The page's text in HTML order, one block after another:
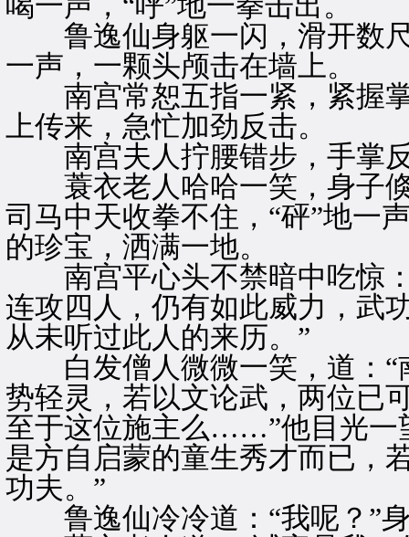
鲁逸仙身躯一闪，滑开数尺
一声，一颗头颅击在墙上。
南宫常恕五指一紧，紧握掌
上传来，急忙加劲反击。
南宫夫人拧腰错步，手掌反
蓑衣老人哈哈一笑，身子倏
司马中天收拳不住，“砰”地一
的珍宝，洒满一地。
南宫平心头不禁暗中吃惊：
连攻四人，仍有如此威力，武
从未听过此人的来历。”
白发僧人微微一笑，道：“
势轻灵，若以文论武，两位已
至于这位施主么……”他目光一
是方自启蒙的童生秀才而已，
功夫。”
鲁逸仙冷冷道：“我呢？”身